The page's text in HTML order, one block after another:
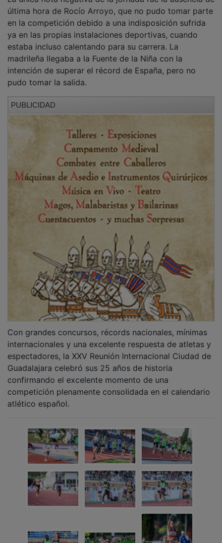
Con grandes concursos, récords nacionales, mínimas
internacionales y una excelente respuesta de atletas y
espectadores, la XXV Reunión Internacional Ciudad de
Guadalajara celebró sus 25 años de historia
confirmando el excelente momento de una
competición plenamente consolidada en el calendario
atlético español.